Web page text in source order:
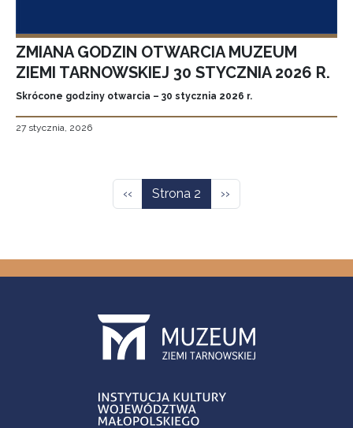
ZMIANA GODZIN OTWARCIA MUZEUM
ZIEMI TARNOWSKIEJ 30 STYCZNIA 2026 R.
Skrócone godziny otwarcia – 30 stycznia 2026 r.
27 stycznia, 2026
Poprzednia strona
‹‹ Strona 2 Następna strona
››